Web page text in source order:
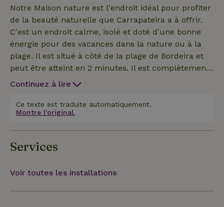
Notre Maison nature est l'endroit idéal pour profiter
de la beauté naturelle que Carrapateira a à offrir.
C'est un endroit calme, isolé et doté d'une bonne
énergie pour des vacances dans la nature ou à la
plage. Il est situé à côté de la plage de Bordeira et
peut être atteint en 2 minutes. Il est complètement
entouré par la nature, il est donc courant que des
moustiques...). L'espace dispose de 3 maisons,
pouvant accueillir jusqu'à 6 personnes. Il est idéal
pour les enfants et les animaux de compagnie.
Continuez à lire
Ce texte est traduite automatiquement.
Montre l'original.
Services
Voir toutes les installations